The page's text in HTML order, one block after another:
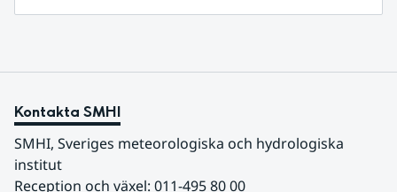
Kontakta SMHI
SMHI, Sveriges meteorologiska och hydrologiska
institut
Reception och växel: 011-495 80 00